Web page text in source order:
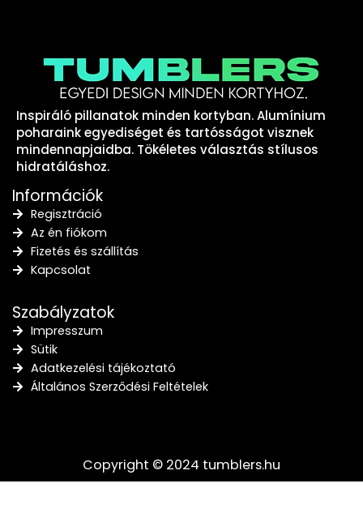
Inspiráló pillanatok minden kortyban. Alumínium
poharaink egyediséget és tartósságot visznek
mindennapjaidba. Tökéletes választás stílusos
hidratáláshoz.
Információk
Regisztráció
Az én fiókom
Fizetés és szállítás
Kapcsolat
Szabályzatok
Impresszum
Sütik
Adatkezelési tájékoztató
Általános Szerződési Feltételek
Copyright © 2024 tumblers.hu